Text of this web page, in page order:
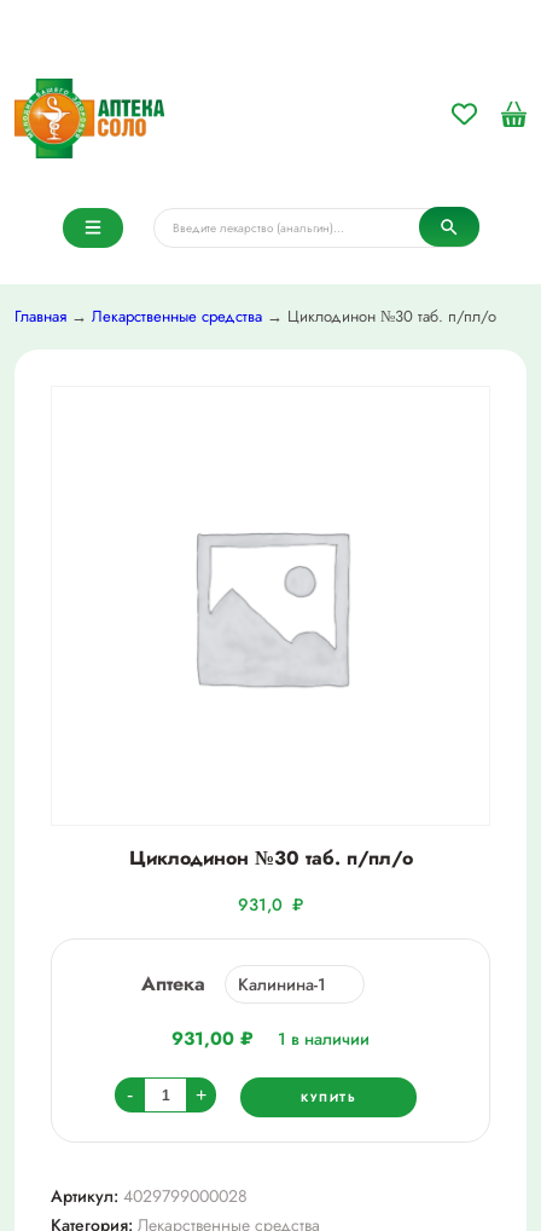
Главная → Лекарственные средства → Циклодинон №30 таб. п/пл/о
Циклодинон №30 таб. п/пл/о
931,0 ₽
Аптека
931,00 ₽ 1 в наличии
-
Количество
товара
Циклодинон
таб.
+ КУПИТЬ
Артикул: 4029799000028
Категория: Лекарственные средства